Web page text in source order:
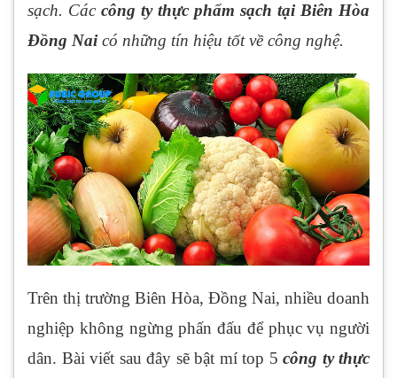
sạch. Các công ty thực phẩm sạch tại Biên Hòa
Đồng Naicó những tín hiệu tốt về công nghệ.
Trên thị trường Biên Hòa, Đồng Nai, nhiều doanh
nghiệp không ngừng phấn đấu để phục vụ người
dân. Bài viết sau đây sẽ bật mí top 5 công ty thực